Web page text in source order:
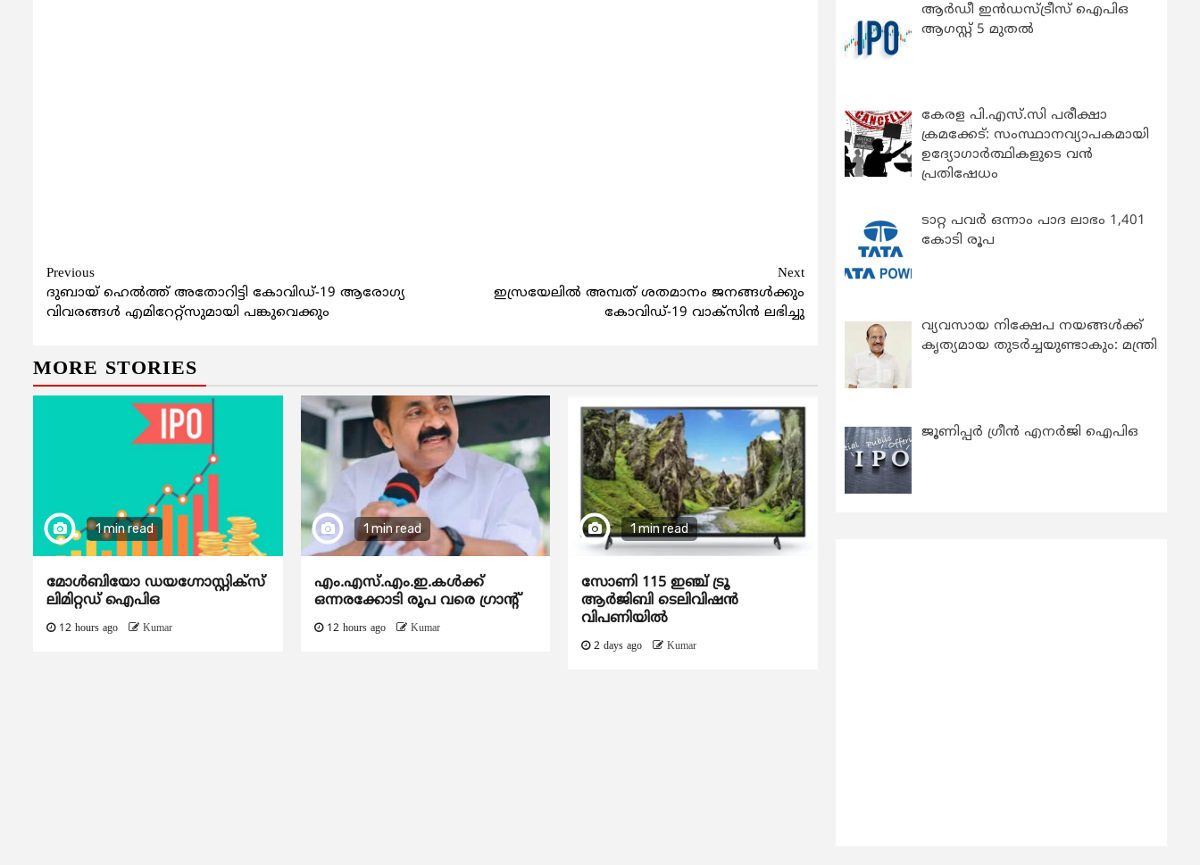
Continue
Reading
Previous
ദുബായ് ഹെല്‍ത്ത് അതോറിട്ടി കോവിഡ്-19 ആരോഗ്യ
വിവരങ്ങള്‍ എമിറേറ്റ്‌സുമായി പങ്കുവെക്കും
Next
ഇസ്രയേലില്‍ അമ്പത് ശതമാനം ജനങ്ങള്‍ക്കും
കോവിഡ്-19 വാക്‌സിന്‍ ലഭിച്ചു
MORE STORIES
1 min read
മോൾബിയോ ഡയഗ്നോസ്റ്റിക്സ്
ലിമിറ്റഡ് ഐപിഒ
12 hours ago Kumar
1 min read
എം.എസ്.എം.ഇ.കൾക്ക്
ഒന്നരക്കോടി രൂപ വരെ ഗ്രാന്റ്
12 hours ago Kumar
1 min read
സോണി 115 ഇഞ്ച് ട്രൂ
ആർജിബി ടെലിവിഷൻ
വിപണിയിൽ
2 days ago Kumar
ആർഡീ ഇൻഡസ്ട്രീസ് ഐപിഒ
ആഗസ്റ്റ് 5 മുതൽ
കേരള പി.എസ്.സി പരീക്ഷാ
ക്രമക്കേട്: സംസ്ഥാനവ്യാപകമായി
ഉദ്യോഗാര്‍ത്ഥികളുടെ വന്‍
പ്രതിഷേധം
ടാറ്റ പവർ ഒന്നാം പാദ ലാഭം 1,401
കോടി രൂപ
വ്യവസായ നിക്ഷേപ നയങ്ങള്‍ക്ക്
കൃത്യമായ തുടര്‍ച്ചയുണ്ടാകും: മന്ത്രി
ജൂണിപ്പർ ഗ്രീൻ എനർജി ഐപിഒ